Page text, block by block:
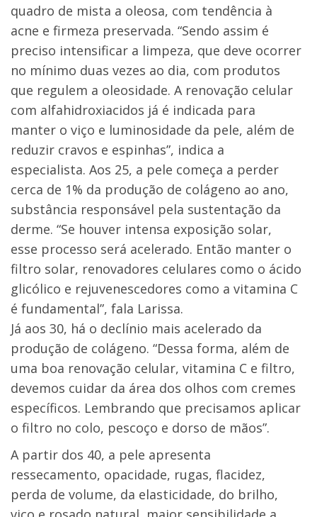
quadro de mista a oleosa, com tendência à
acne e firmeza preservada. “Sendo assim é
preciso intensificar a limpeza, que deve ocorrer
no mínimo duas vezes ao dia, com produtos
que regulem a oleosidade. A renovação celular
com alfahidroxiacidos já é indicada para
manter o viço e luminosidade da pele, além de
reduzir cravos e espinhas”, indica a
especialista. Aos 25, a pele começa a perder
cerca de 1% da produção de colágeno ao ano,
substância responsável pela sustentação da
derme. “Se houver intensa exposição solar,
esse processo será acelerado. Então manter o
filtro solar, renovadores celulares como o ácido
glicólico e rejuvenescedores como a vitamina C
é fundamental”, fala Larissa.
Já aos 30, há o declínio mais acelerado da
produção de colágeno. “Dessa forma, além de
uma boa renovação celular, vitamina C e filtro,
devemos cuidar da área dos olhos com cremes
específicos. Lembrando que precisamos aplicar
o filtro no colo, pescoço e dorso de mãos”.
A partir dos 40, a pele apresenta
ressecamento, opacidade, rugas, flacidez,
perda de volume, da elasticidade, do brilho,